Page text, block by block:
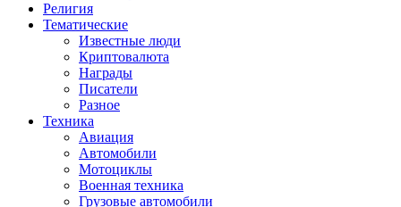
Религия
Тематические
Известные люди
Криптовалюта
Награды
Писатели
Разное
Техника
Авиация
Автомобили
Мотоциклы
Военная техника
Грузовые автомобили